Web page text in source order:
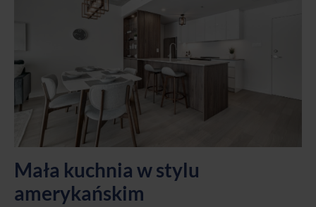
Mała kuchnia w stylu
amerykańskim